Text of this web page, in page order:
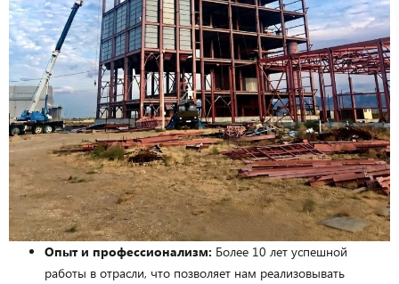
Опыт и профессионализм: Более 10 лет успешной
работы в отрасли, что позволяет нам реализовывать